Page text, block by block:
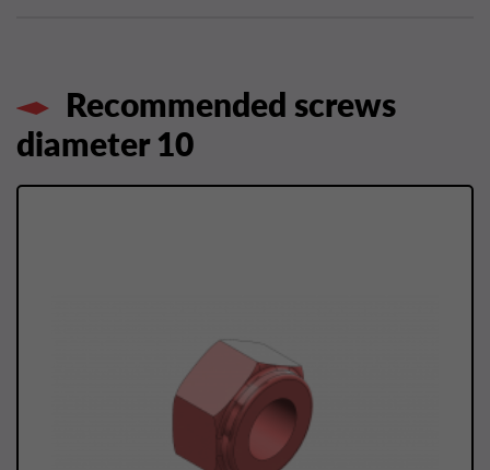
Recommended screws
diameter 10